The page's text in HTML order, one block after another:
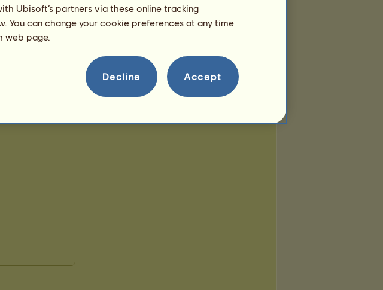
Ubisoft’s partners via these online tracking
You can change your cookie preferences at any time
web page.
Decline Accept